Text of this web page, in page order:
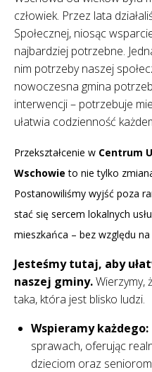
człowiek. Przez lata
Społecznej, niosąc
najbardziej potrzebne.
nim potrzeby naszej
nowoczesna gmina
interwencji – potrzebuje
ułatwia codzienność
Przekształcenie w Centrum
Wschowie to nie tylko
Postanowiliśmy wyjść poza
stać się sercem lokalnych
mieszkańca – bez względu
Jesteśmy tutaj, aby
naszej gminy.Wierzymy,
taka, która jest blisko ludzi.
Wspieramy każdego:
sprawach, oferując
dzieciom oraz